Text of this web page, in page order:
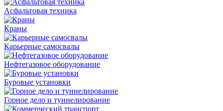
Асфальтовая техника
Краны
Карьерные самосвалы
Нефтегазовое оборудование
Буровые установки
Горное дело и туннелирование